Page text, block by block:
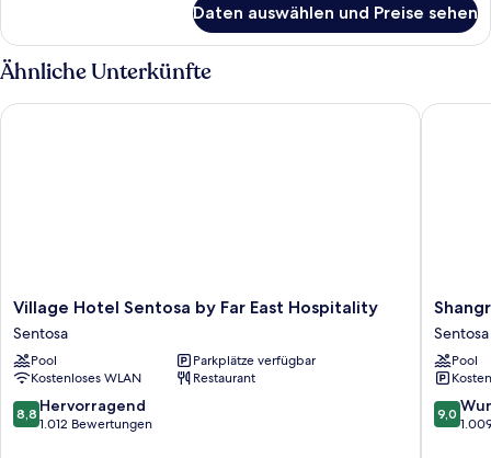
Zimmer,
2 Queen-
Betten,
Poolblick
Daten auswählen und Preise sehen
Ähnliche Unterkünfte
Village
Hotel
Sentosa
by
Far
East
Hospitality
Village Hotel Sentosa by Far East Hospitality
Sentosa
Pool
Parkplätze verfügbar
Kostenloses WLAN
Restaurant
8.8
von
8,8 Hervorragend
1.012 Bewertungen
Village Hotel Sentosa by Far East Hospitality
Shangri-
La
Rasa
Sentosa,
Sentosa
Sentosa
Pool
9.0
von
9,0